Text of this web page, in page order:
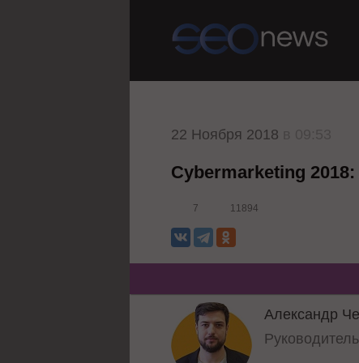
22 Ноября 2018
Cybermarketing
7 11894
Александр
Руководитель